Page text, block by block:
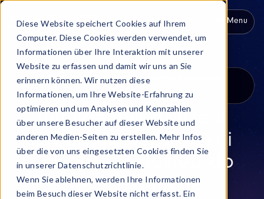
Diese Website speichert Cookies auf Ihrem
Computer. Diese Cookies werden verwendet, um
Informationen über Ihre Interaktion mit unserer
Website zu erfassen und damit wir uns an Sie
erinnern können. Wir nutzen diese
Informationen, um Ihre Website-Erfahrung zu
optimieren und um Analysen und Kennzahlen
über unsere Besucher auf dieser Website und
anderen Medien-Seiten zu erstellen. Mehr Infos
über die von uns eingesetzten Cookies finden Sie
in unserer Datenschutzrichtlinie.
Wenn Sie ablehnen, werden Ihre Informationen
beim Besuch dieser Website nicht erfasst. Ein
Menu
Zarządzanie wiedzą za pomocą sztucznej
inteligencji
Inteligentny asystent
zapewniający szybki i
bezpieczny dostęp do
wiedzy o firmie